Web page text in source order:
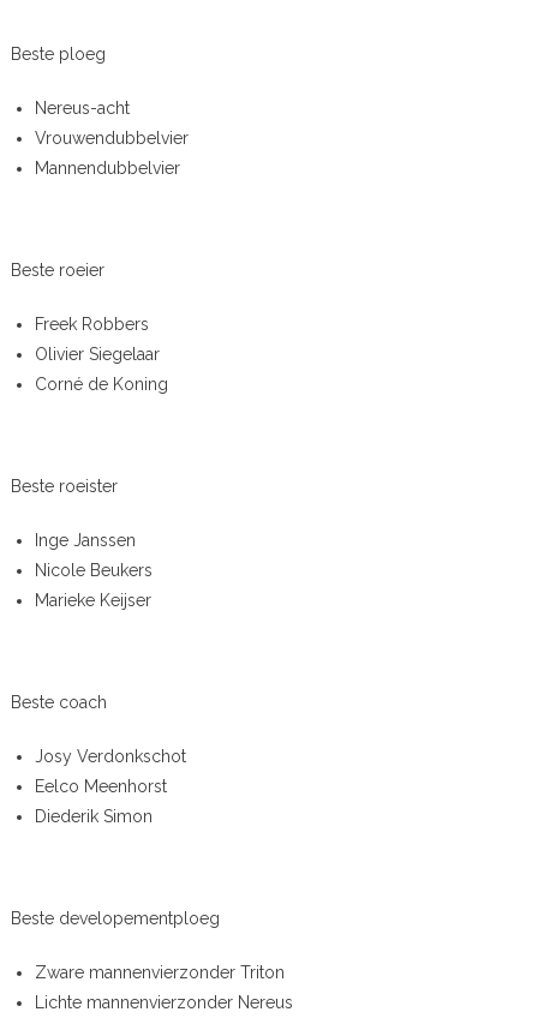
Beste ploeg
Nereus-acht
Vrouwendubbelvier
Mannendubbelvier
Beste roeier
Freek Robbers
Olivier Siegelaar
Corné de Koning
Beste roeister
Inge Janssen
Nicole Beukers
Marieke Keijser
Beste coach
Josy Verdonkschot
Eelco Meenhorst
Diederik Simon
Beste developementploeg
Zware mannenvierzonder Triton
Lichte mannenvierzonder Nereus